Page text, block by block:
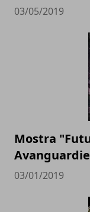
03/05/2019
Mostra
03/01/2019